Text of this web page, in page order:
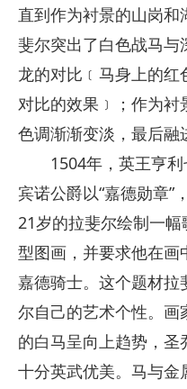
直到作为衬景的山岗
斐尔突出了白色战马与
龙的对比﹝马身上的
对比的效果﹞；作为
色调渐渐变淡，最后融
1504年，英王亨利
宾诺公爵以“嘉德勋章”
21岁的拉斐尔绘制一
型图画，并要求他在画
嘉德骑士。这个题材
尔自己的艺术个性。
的白马呈向上趋势，
十分英武优美。马与金